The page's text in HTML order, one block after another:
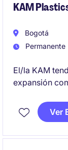
KAM
Bogotá
Permanente
El/la KAM
expansión
crecimiento.
que quieren
Ver